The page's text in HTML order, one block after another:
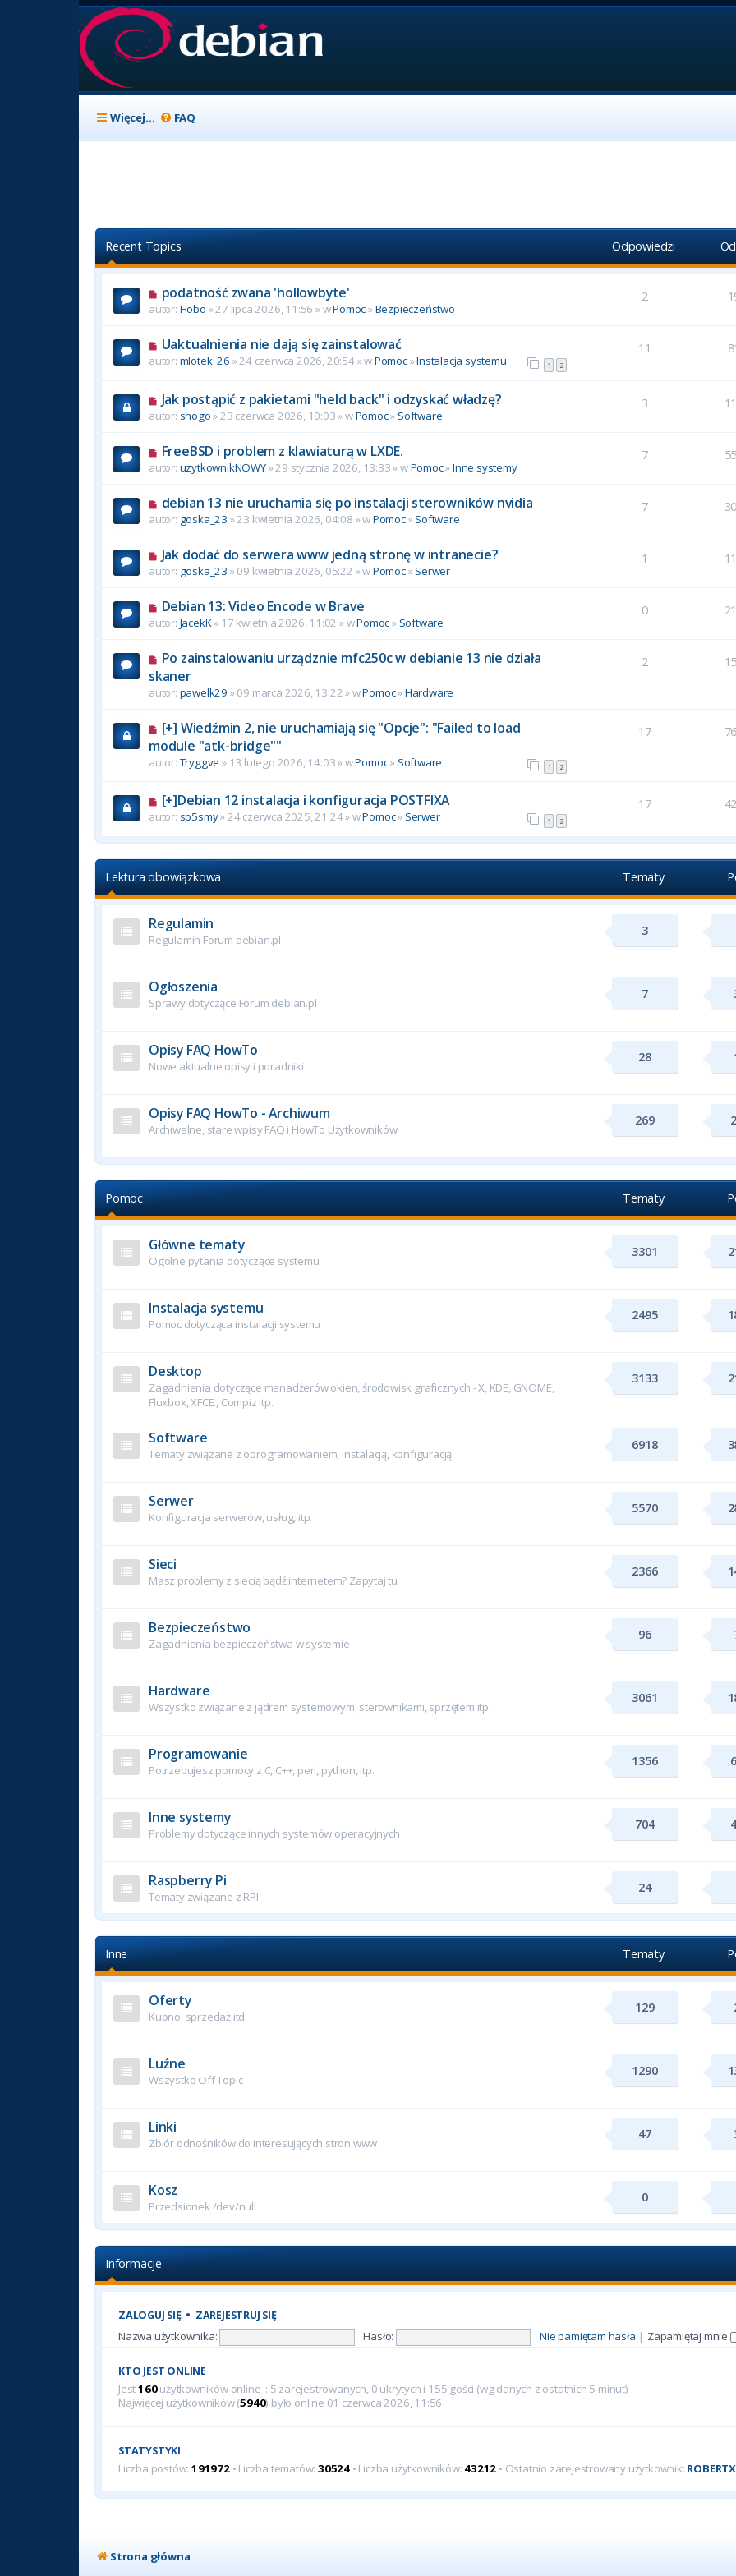
Więcej… FAQ
Recent Topics Odpowiedzi
podatność zwana 'hollowbyte'
autor: Hobo » 27 lipca 2026, 11:56 » wPomoc»Bezpieczeństwo
2
Uaktualnienia nie dają się zainstalować
1 2
autor: mlotek_26 » 24 czerwca 2026, 20:54 » wPomoc»Instalacja systemu
11
Jak postąpić z pakietami "held back" i odzyskać władzę?
autor: shogo» 23 czerwca 2026, 10:03 » wPomoc» Software
3
FreeBSD i problem z klawiaturą w LXDE.
autor: uzytkownikNOWY» 29 stycznia 2026, 13:33 » wPomoc»Inne systemy
7
debian 13 nie uruchamia się po instalacji sterowników nvidia
autor: goska_23 » 23 kwietnia 2026, 04:08 » wPomoc»Software
7
Jak dodać do serwera www jedną stronę w intranecie?
autor: goska_23 » 09 kwietnia 2026, 05:22 » wPomoc»Serwer
1
Debian 13: Video Encode w Brave
autor: JacekK» 17 kwietnia 2026, 11:02 » wPomoc» Software
0
Po zainstalowaniu urządznie mfc250c w debianie 13 nie działa
skaner
autor: pawelk29 » 09 marca 2026, 13:22 » wPomoc»Hardware
2
[+] Wiedźmin 2, nie uruchamiają się "Opcje": "Failed to load
module "atk-bridge""
1 2
autor: Tryggve » 13 lutego 2026, 14:03 » wPomoc» Software
17
[+]Debian 12 instalacja i konfiguracja POSTFIXA
1 2
autor: sp5smy» 24 czerwca 2025, 21:24 » wPomoc» Serwer
17
Lektura obowiązkowa Tematy
Regulamin
Regulamin Forum debian.pl
3
Ogłoszenia
Sprawy dotyczące Forum debian.pl
7
Opisy FAQ HowTo
Nowe aktualne opisy i poradniki
28
Opisy FAQ HowTo - Archiwum
Archiwalne, stare wpisy FAQ i HowTo Użytkowników
269
Pomoc Tematy
Główne tematy
Ogólne pytania dotyczące systemu
3301
Instalacja systemu
Pomoc dotycząca instalacji systemu
2495
Desktop
Zagadnienia dotyczące menadżerów okien, środowisk graficznych - X, KDE, GNOME,
Fluxbox, XFCE., Compiz itp.
3133
Software
Tematy związane z oprogramowaniem, instalacją, konfiguracją
6918
Serwer
Konfiguracja serwerów, usług, itp.
5570
Sieci
Masz problemy z siecią bądź internetem? Zapytaj tu
2366
Bezpieczeństwo
Zagadnienia bezpieczeństwa w systemie
96
Hardware
Wszystko związane z jądrem systemowym, sterownikami, sprzętem itp.
3061
Programowanie
Potrzebujesz pomocy z C, C++, perl, python, itp.
1356
Inne systemy
Problemy dotyczące innych systemów operacyjnych
704
Raspberry Pi
Tematy związane z RPI
24
Inne Tematy
Oferty
Kupno, sprzedaż itd.
129
Luźne
Wszystko Off Topic
1290
Linki
Zbiór odnośników do interesujących stron www
47
Kosz
Przedsionek /dev/null
0
Informacje
ZALOGUJ SIĘ• ZAREJESTRUJ SIĘ
Nazwa użytkownika: Hasło: Nie pamiętam hasła | Zapamiętaj mnie
KTO JEST ONLINE
Jest160użytkowników online :: 5 zarejestrowanych, 0 ukrytych i 155 gości (wg danych z ostatnich 5 minut)
Najwięcej użytkowników (5940) było online 01 czerwca 2026, 11:56
STATYSTYKI
Liczba postów: 191972• Liczba tematów:30524 • Liczba użytkowników: 43212 • Ostatnio zarejestrowany użytkownik: ROBERTX
Strona główna